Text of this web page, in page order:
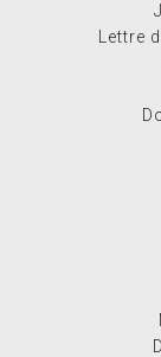
Lettre